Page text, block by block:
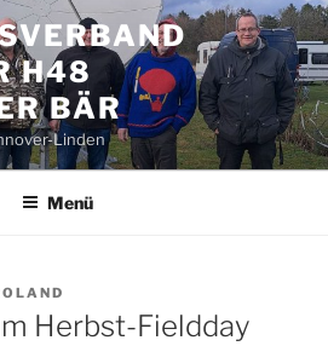
H48
BÄR
Linden
Menü
Herbst-Fieldday